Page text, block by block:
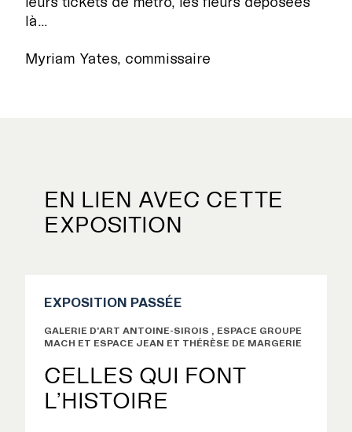
là…
Myriam Yates, commissaire
EN LIEN AVEC CETTE
EXPOSITION
CELLES QUI FONT
L’HISTOIRE
EXPOSITION PASSÉE
GALERIE D'ART ANTOINE-SIROIS
ESPACE GROUPE
MACH
ESPACE JEAN ET THÉRÈSE DE MARGERIE